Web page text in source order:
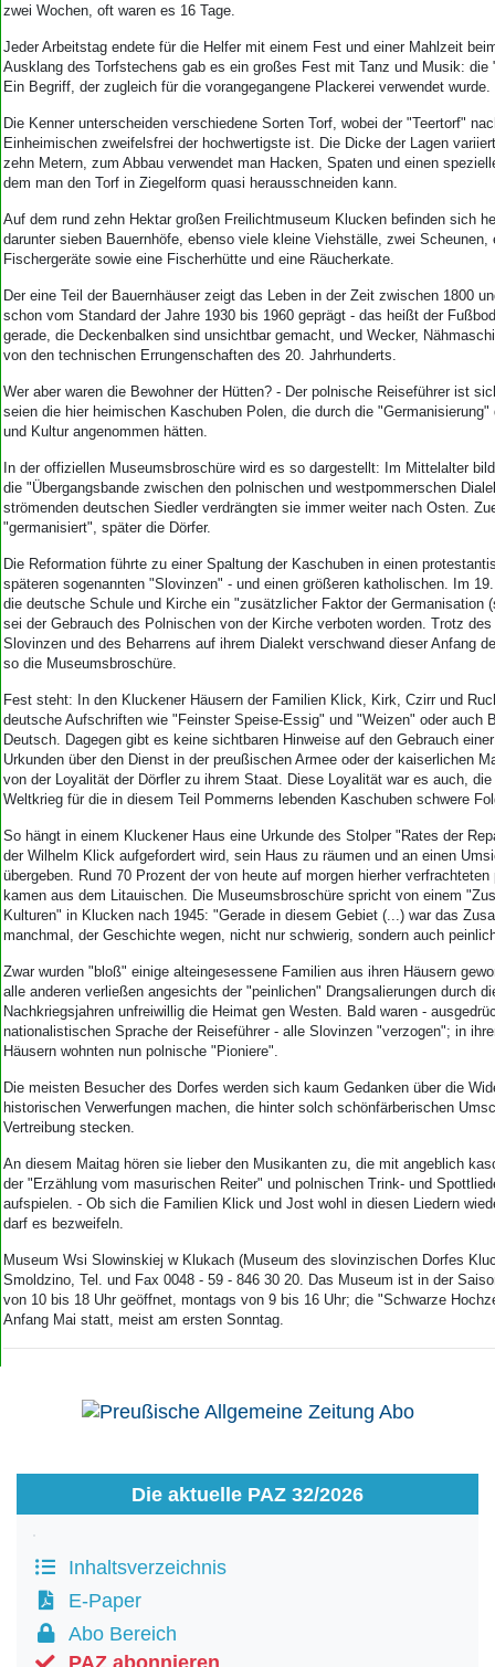
zwei Wochen, oft waren es 16 Tage.
Jeder Arbeitstag endete für die Helfer mit einem Fest und einer Mahlzeit
Ausklang des Torfstechens gab es ein großes Fest mit Tanz und Musik: die
Ein Begriff, der zugleich für die vorangegangene Plackerei verwendet wurde.
Die Kenner unterscheiden verschiedene Sorten Torf, wobei der "Teertorf"
Einheimischen zweifelsfrei der hochwertigste ist. Die Dicke der Lagen
zehn Metern, zum Abbau verwendet man Hacken, Spaten und einen
dem man den Torf in Ziegelform quasi herausschneiden kann.
Auf dem rund zehn Hektar großen Freilichtmuseum Klucken befinden sich
darunter sieben Bauernhöfe, ebenso viele kleine Viehställe, zwei Scheunen,
Fischergeräte sowie eine Fischerhütte und eine Räucherkate.
Der eine Teil der Bauernhäuser zeigt das Leben in der Zeit zwischen 1800
schon vom Standard der Jahre 1930 bis 1960 geprägt - das heißt der
gerade, die Deckenbalken sind unsichtbar gemacht, und Wecker,
von den technischen Errungenschaften des 20. Jahrhunderts.
Wer aber waren die Bewohner der Hütten? - Der polnische Reiseführer ist
seien die hier heimischen Kaschuben Polen, die durch die
und Kultur angenommen hätten.
In der offiziellen Museumsbroschüre wird es so dargestellt: Im Mittelalter
die "Übergangsbande zwischen den polnischen und westpommerschen
strömenden deutschen Siedler verdrängten sie immer weiter nach Osten.
"germanisiert", später die Dörfer.
Die Reformation führte zu einer Spaltung der Kaschuben in einen
späteren sogenannten "Slovinzen" - und einen größeren katholischen. Im
die deutsche Schule und Kirche ein "zusätzlicher Faktor der Germanisation
sei der Gebrauch des Polnischen von der Kirche verboten worden. Trotz
Slovinzen und des Beharrens auf ihrem Dialekt verschwand dieser Anfang
so die Museumsbroschüre.
Fest steht: In den Kluckener Häusern der Familien Klick, Kirk, Czirr und
deutsche Aufschriften wie "Feinster Speise-Essig" und "Weizen" oder auch
Deutsch. Dagegen gibt es keine sichtbaren Hinweise auf den Gebrauch
Urkunden über den Dienst in der preußischen Armee oder der kaiserlichen
von der Loyalität der Dörfler zu ihrem Staat. Diese Loyalität war es auch,
Weltkrieg für die in diesem Teil Pommerns lebenden Kaschuben schwere
So hängt in einem Kluckener Haus eine Urkunde des Stolper "Rates der
der Wilhelm Klick aufgefordert wird, sein Haus zu räumen und an einen
übergeben. Rund 70 Prozent der von heute auf morgen hierher
kamen aus dem Litauischen. Die Museumsbroschüre spricht von einem
Kulturen" in Klucken nach 1945: "Gerade in diesem Gebiet (...) war das
manchmal, der Geschichte wegen, nicht nur schwierig, sondern auch
Zwar wurden "bloß" einige alteingesessene Familien aus ihren Häusern
alle anderen verließen angesichts der "peinlichen" Drangsalierungen durch
Nachkriegsjahren unfreiwillig die Heimat gen Westen. Bald waren -
nationalistischen Sprache der Reiseführer - alle Slovinzen "verzogen"; in
Häusern wohnten nun polnische "Pioniere".
Die meisten Besucher des Dorfes werden sich kaum Gedanken über die
historischen Verwerfungen machen, die hinter solch schönfärberischen
Vertreibung stecken.
An diesem Maitag hören sie lieber den Musikanten zu, die mit angeblich
der "Erzählung vom masurischen Reiter" und polnischen Trink- und
aufspielen. - Ob sich die Familien Klick und Jost wohl in diesen Liedern
darf es bezweifeln.
Museum Wsi Slowinskiej w Klukach (Museum des slovinzischen Dorfes
Smoldzino, Tel. und Fax 0048 - 59 - 846 30 20. Das Museum ist in der
von 10 bis 18 Uhr geöffnet, montags von 9 bis 16 Uhr; die "Schwarze
Anfang Mai statt, meist am ersten Sonntag.
Die aktuelle PAZ 32/2026
Inhaltsverzeichnis
E-Paper
Abo Bereich
PAZ abonnieren